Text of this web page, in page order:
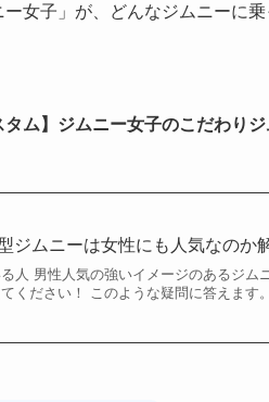
女子」が、どんなジムニーに
タム】ジムニー女子のこだわり
ジムニーは女性にも人気なのか
人 男性人気の強いイメージのあるジ
ください！ このような疑問に答えます